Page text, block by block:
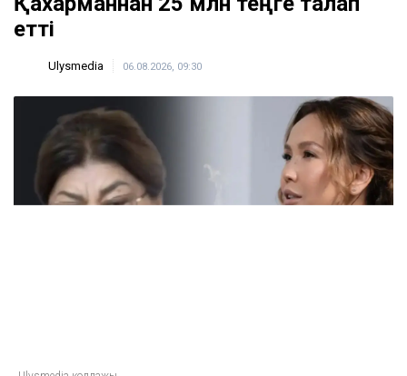
ҚАЗІР ОҚЫЛЫП ЖАТЫР
19:35
ҚазМұнайГаз Қашағанға қатысты қойылған